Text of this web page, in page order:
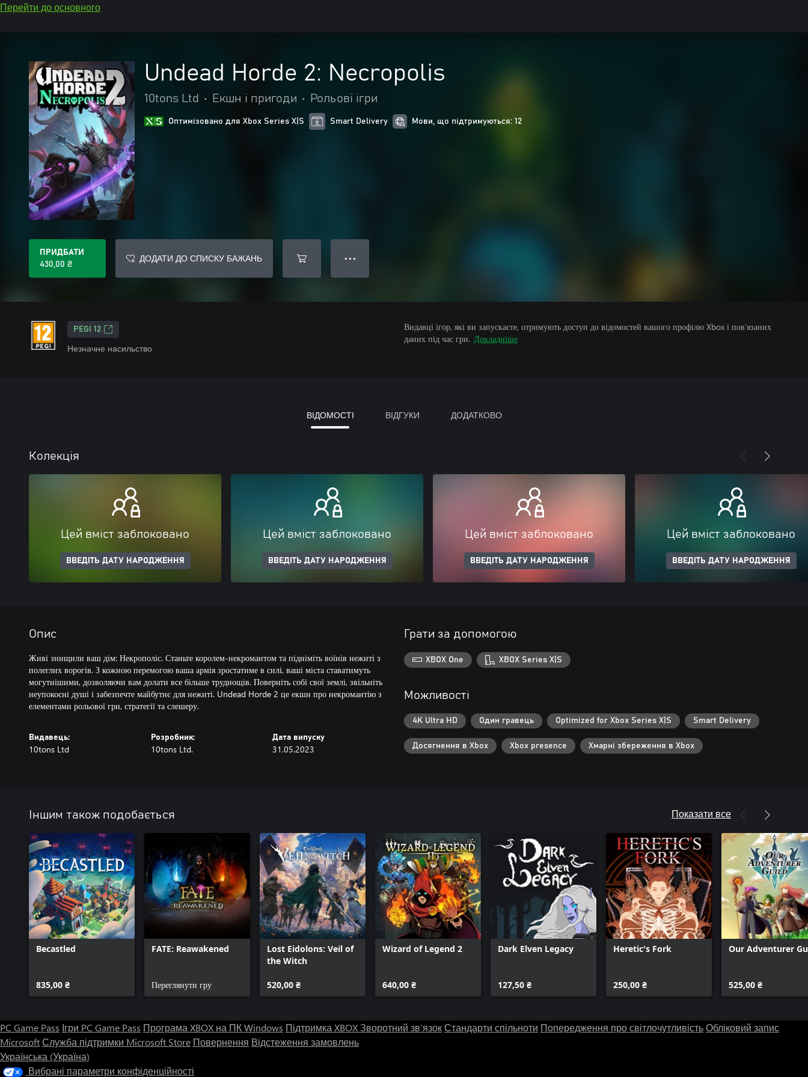
Перейти до основного
Undead Horde 2: Necropolis
10tons Ltd • Екшн і пригоди • Рольові ігри
Оптимізовано для Xbox Series X|S Smart Delivery Мови, що підтримуються: 12
ПРИДБАТИ
430,00 ₴
ДОДАТИ ДО СПИСКУ БАЖАНЬ ● ● ●
PEGI 12
Незначне насильство
Видавці ігор, які ви запускаєте, отримують доступ до відомостей вашого профілю Xbox і пов’язаних
даних під час гри. Докладніше
ВІДОМОСТІ ВІДГУКИ ДОДАТКОВО
Колекція
Цей вміст заблоковано
ВВЕДІТЬ ДАТУ НАРОДЖЕННЯ
Цей вміст заблоковано
ВВЕДІТЬ ДАТУ НАРОДЖЕННЯ
Цей вміст заблоковано
ВВЕДІТЬ ДАТУ НАРОДЖЕННЯ
Цей вміст заблоковано
ВВЕДІТЬ ДАТУ НАРОДЖЕННЯ
Опис
Живі знищили ваш дім: Некрополіс. Станьте королем-некромантом та підніміть воїнів нежиті з
полеглих ворогів. З кожною перемогою ваша армія зростатиме в силі, ваші міста ставатимуть
могутнішими, дозволяючи вам долати все більше труднощів. Поверніть собі свої землі, звільніть
неупокоєні душі і забезпечте майбутнє для нежиті. Undead Horde 2 це екшн про некромантію з
елементами рольової гри, стратегії та слешеру.
Видавець:
10tons Ltd
Розробник:
10tons Ltd.
Дата випуску
31.05.2023
Грати за допомогою
XBOX One XBOX Series X|S
Можливості
4K Ultra HD Один гравець Optimized for Xbox Series X|S Smart Delivery
Досягнення в Xbox Xbox presence Хмарні збереження в Xbox
Іншим також подобається Показати все
Becastled
835,00 ₴
FATE: Reawakened
Переглянути гру
Lost Eidolons: Veil of
the Witch
520,00 ₴
Wizard of Legend 2
640,00 ₴
Dark Elven Legacy
127,50 ₴
Heretic's Fork
250,00 ₴
Our Adventurer
525,00 ₴
PC Game Pass Ігри PC Game Pass Програма XBOX на ПК Windows Підтримка XBOXЗворотний зв’язокСтандарти спільноти Попередження про світлочутливістьОбліковий запис
MicrosoftСлужба підтримки Microsoft Store Повернення Відстеження замовлень
Українська (Україна)
Вибрані параметри конфіденційності